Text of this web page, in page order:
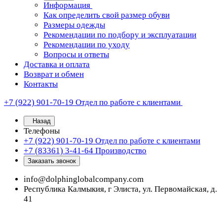
Информация
Как определить свой размер обуви
Размеры одежды
Рекомендации по подбору и эксплуатации
Рекомендации по уходу
Вопросы и ответы
Доставка и оплата
Возврат и обмен
Контакты
+7 (922) 901-70-19 Отдел по работе с клиентами
Назад
Телефоны
+7 (922) 901-70-19 Отдел по работе с клиентами
+7 (83361) 3-41-64 Производство
Заказать звонок
info@dolphinglobalcompany.com
Республика Калмыкия, г Элиста, ул. Первомайская, д.
41